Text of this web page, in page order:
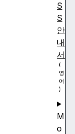
S
S
안
내
서
M
o